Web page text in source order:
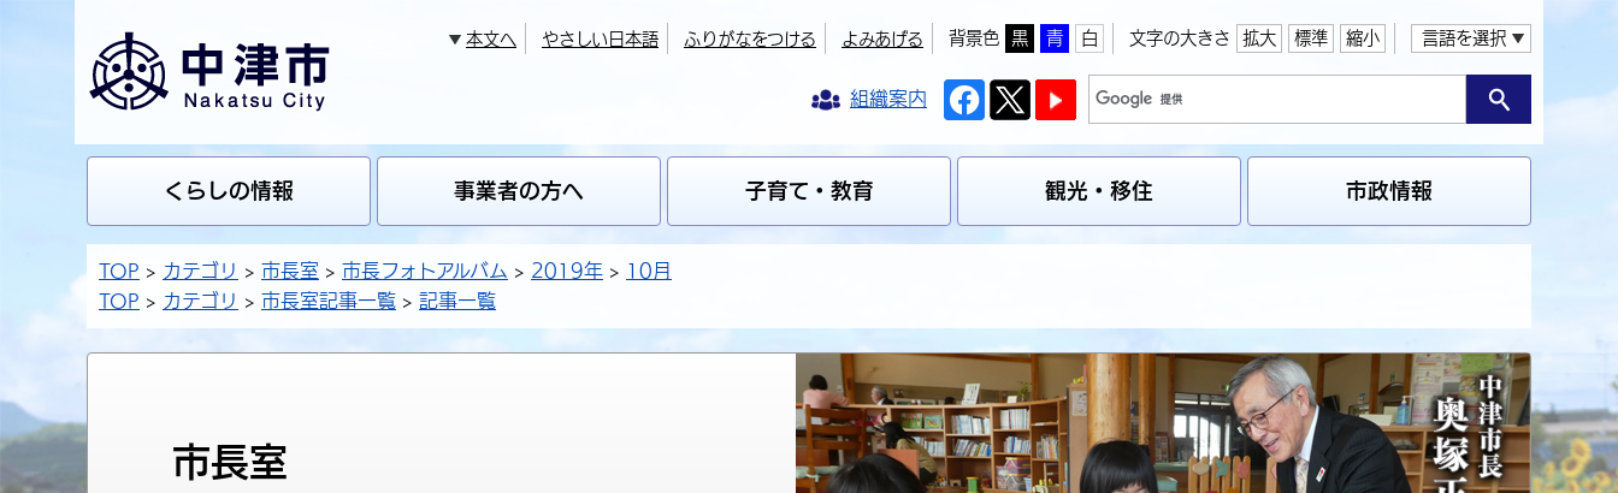
本文へ やさしい日本語 ふりがなをつける よみあげる 背景色 黒 青 白 文字の大きさ 拡大 標準 縮小 言語を選択
組織案内
くらしの情報 事業者の方へ 子育て・教育 観光・移住 市政情報
TOP カテゴリ 市長室 市長フォトアルバム 2019年
10月
TOP
カテゴリ 市長室記事一覧 記事一覧
市長室